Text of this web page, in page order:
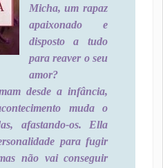
Micha, um rapaz
apaixonado e
disposto a tudo
para reaver o seu
amor?
desde a infância,
muda o
afastando-os. Ella
para fugir
não vai conseguir